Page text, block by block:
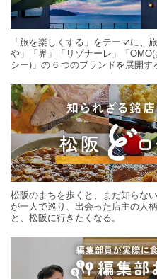
「旅を楽しくする」をテーマに、
や」「界」「リゾナーレ」「
シー)」の 6 つのブランドを展開
松阪のまちを歩くと、まだ知らな
が一人で巡り、出会った店主の人
と、松阪に行きたくなる。